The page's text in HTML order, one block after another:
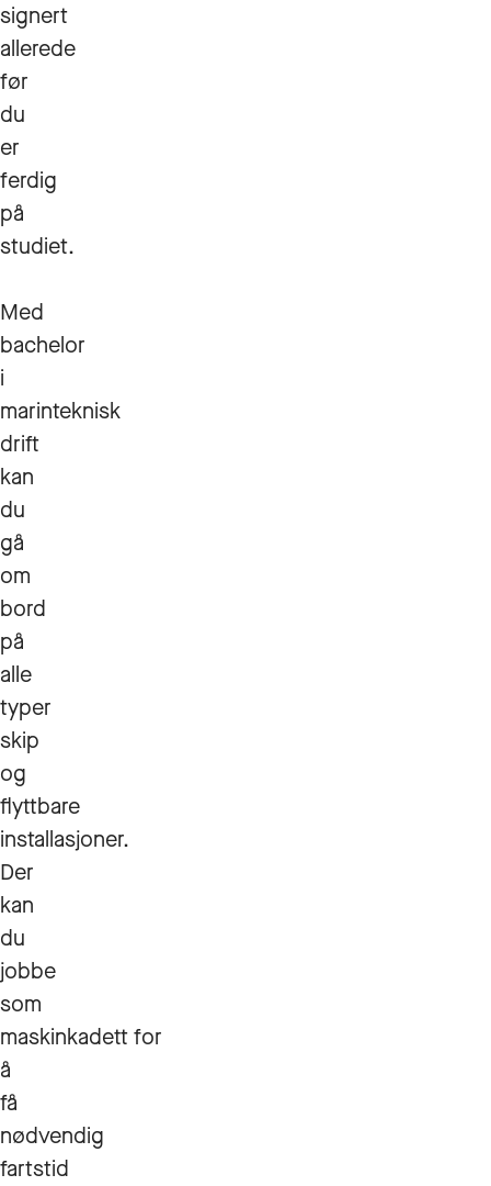
signert
allerede
før
du
er
ferdig
på
studiet.
Med
bachelor
i
marinteknisk
drift
kan
du
gå
om
bord
på
alle
typer
skip
og
flyttbare
installasjoner.
Der
kan
du
jobbe
som
maskinkadett for
å
få
nødvendig
fartstid